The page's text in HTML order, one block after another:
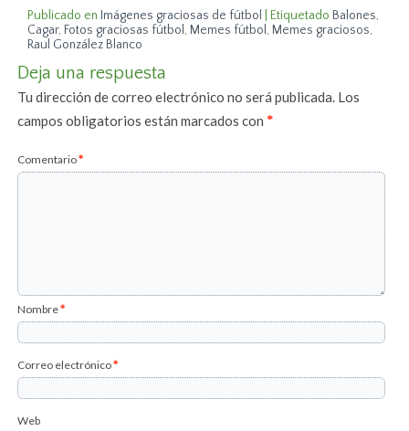
Publicado en Imágenes graciosas de fútbol Etiquetado Balones,
Cagar, Fotos graciosas fútbol , Memes fútbol , Memes graciosos,
Raul González Blanco
Deja una respuesta
Tu dirección de correo electrónico no será publicada. Los
campos obligatorios están marcados con*
Comentario*
Nombre*
Correo electrónico*
Web